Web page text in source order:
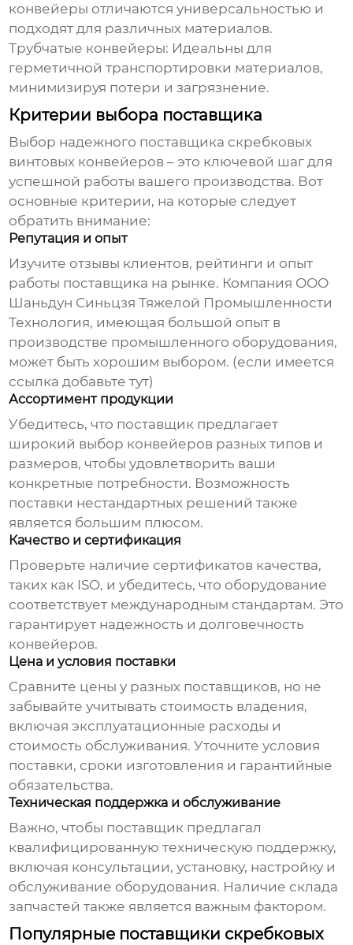
конвейеры отличаются универсальностью и
подходят для различных материалов.
Трубчатые конвейеры: Идеальны для
герметичной транспортировки материалов,
минимизируя потери и загрязнение.
Критерии выбора поставщика
Выбор надежного поставщика скребковых
винтовых конвейеров – это ключевой шаг для
успешной работы вашего производства. Вот
основные критерии, на которые следует
обратить внимание:
Репутация и опыт
Изучите отзывы клиентов, рейтинги и опыт
работы поставщика на рынке. Компания ООО
Шаньдун Синьцзя Тяжелой Промышленности
Технология, имеющая большой опыт в
производстве промышленного оборудования,
может быть хорошим выбором. (если имеется
ссылка добавьте тут)
Ассортимент продукции
Убедитесь, что поставщик предлагает
широкий выбор конвейеров разных типов и
размеров, чтобы удовлетворить ваши
конкретные потребности. Возможность
поставки нестандартных решений также
является большим плюсом.
Качество и сертификация
Проверьте наличие сертификатов качества,
таких как ISO, и убедитесь, что оборудование
соответствует международным стандартам. Это
гарантирует надежность и долговечность
конвейеров.
Цена и условия поставки
Сравните цены у разных поставщиков, но не
забывайте учитывать стоимость владения,
включая эксплуатационные расходы и
стоимость обслуживания. Уточните условия
поставки, сроки изготовления и гарантийные
обязательства.
Техническая поддержка и обслуживание
Важно, чтобы поставщик предлагал
квалифицированную техническую поддержку,
включая консультации, установку, настройку и
обслуживание оборудования. Наличие склада
запчастей также является важным фактором.
Популярные поставщики скребковых